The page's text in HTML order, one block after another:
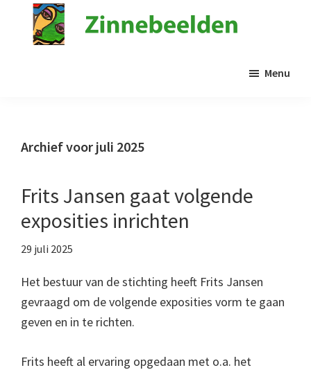
Menu
Archief voor juli 2025
Frits Jansen gaat volgende
exposities inrichten
29 juli 2025
Het bestuur van de stichting heeft Frits Jansen
gevraagd om de volgende exposities vorm te gaan
geven en in te richten.
Frits heeft al ervaring opgedaan met o.a. het